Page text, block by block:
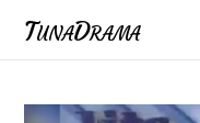
TunaDrama